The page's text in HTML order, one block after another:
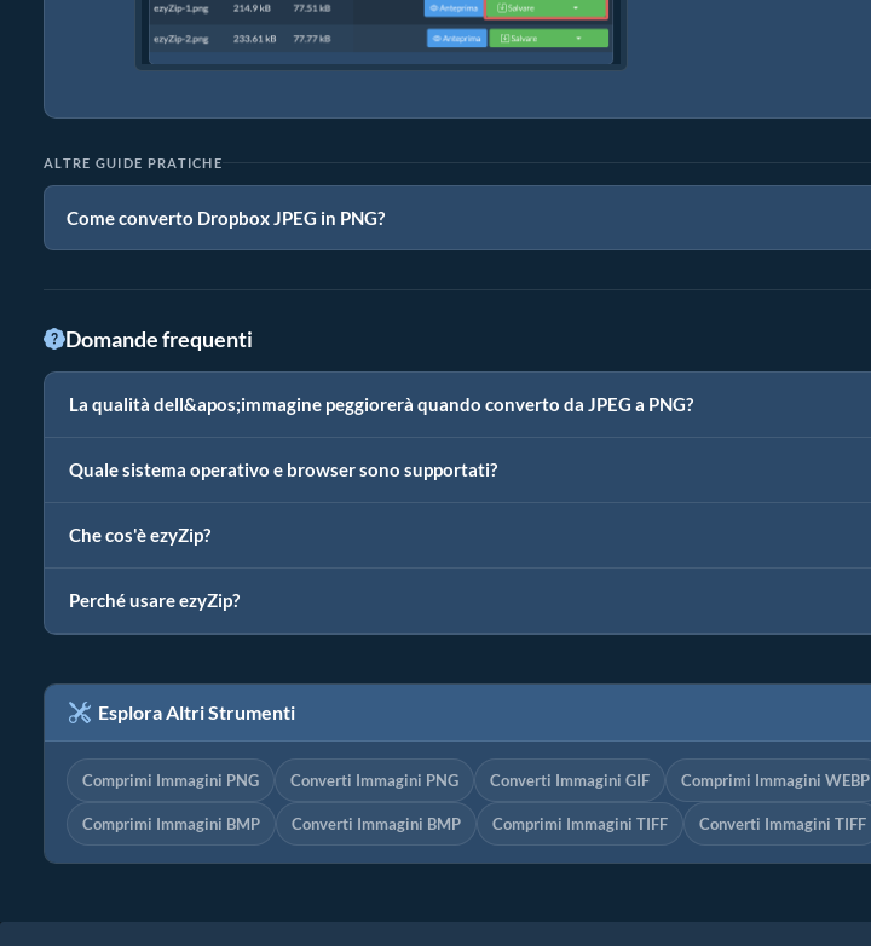
ALTRE GUIDE PRATICHE
Come converto Dropbox JPEG in PNG?
Domande frequenti
La qualità dell&apos;immagine peggiorerà quando converto da JPEG a PNG?
Quale sistema operativo e browser sono supportati?
Che cos'è ezyZip?
Perché usare ezyZip?
Esplora Altri Strumenti
Comprimi Immagini PNG Converti Immagini PNG Converti Immagini GIF Comprimi Immagini WEBP
Comprimi Immagini BMP Converti Immagini BMP Comprimi Immagini TIFF Converti Immagini TIFF